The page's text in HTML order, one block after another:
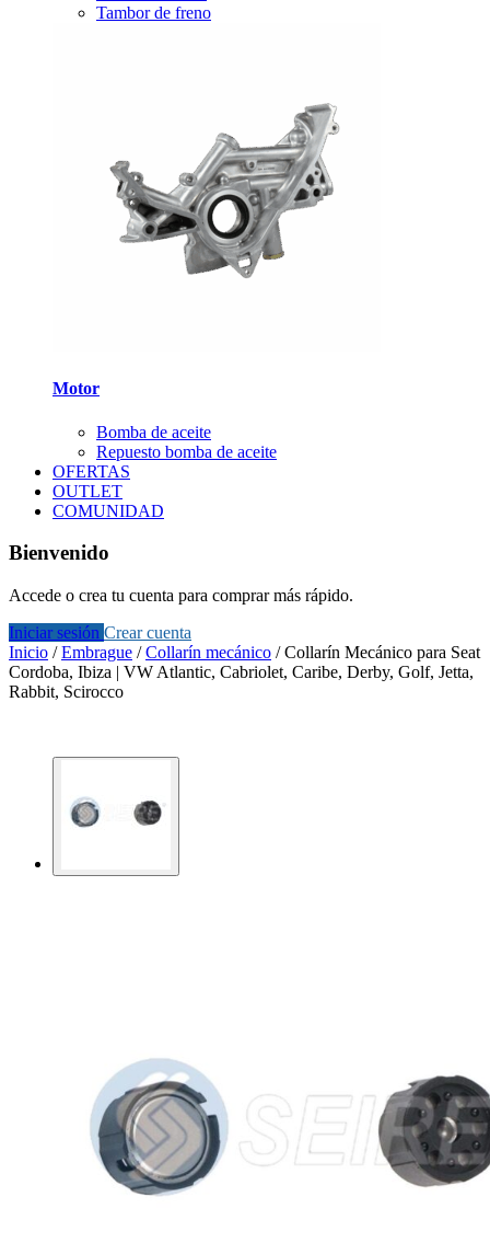
Tambor de freno
Motor
Bomba de aceite
Repuesto bomba de aceite
OFERTAS
OUTLET
COMUNIDAD
Bienvenido
Accede o crea tu cuenta para comprar más rápido.
Iniciar sesión Crear cuenta
Inicio /Embrague /Collarín mecánico /Collarín Mecánico para Seat
Cordoba, Ibiza | VW Atlantic, Cabriolet, Caribe, Derby, Golf, Jetta,
Rabbit, Scirocco